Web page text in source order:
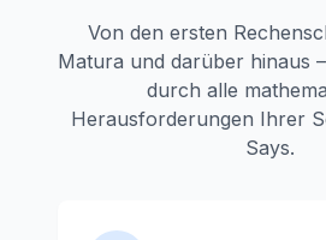
Von den ersten
Matura und darüber hinaus
durch alle
Herausforderungen Ihrer
Says.